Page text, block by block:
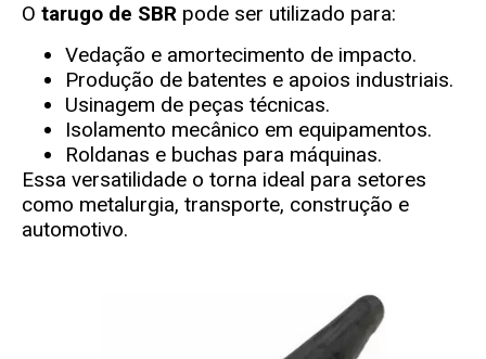
O tarugo de SBR pode ser utilizado para:
Vedação e amortecimento de impacto.
Produção de batentes e apoios industriais.
Usinagem de peças técnicas.
Isolamento mecânico em equipamentos.
Roldanas e buchas para máquinas.
Essa versatilidade o torna ideal para setores
como metalurgia, transporte, construção e
automotivo.